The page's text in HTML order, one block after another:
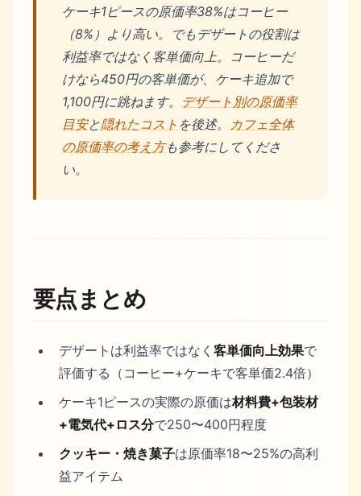
ケーキ1ピースの原価率38%はコーヒー
（8%）より高い。でもデザートの役割は
利益率ではなく客単価向上。コーヒーだ
けなら450円の客単価が、ケーキ追加で
1,100円に跳ねます。 デザート別の原価率
目安と隠れたコスト を後述。
カフェ全体
の原価率の考え方も参考にしてくださ
い。
要点まとめ
デザートは利益率ではなく 客単価向上効果で
評価する（コーヒー+ケーキで客単価2.4倍）
ケーキ1ピースの実際の原価は材料費+包装材
+電気代+ロス分で250〜400円程度
クッキー・焼き菓子は原価率18〜25%の高利
益アイテム